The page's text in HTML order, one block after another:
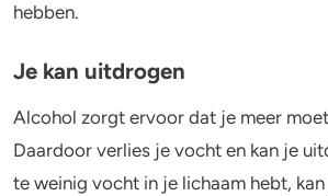
Wet
Alcohol en medicijnen
Test jezelf
alcohol
Welke soorten alcohol zorgen
migraine?
hebben.
Je kan uitdrogen
Alcohol zorgt ervoor dat je meer
Daardoor verlies je vocht en kan je
te weinig vocht in je lichaam hebt,